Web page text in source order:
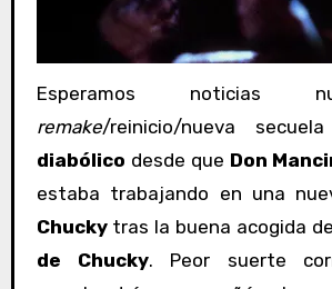
Esperamos noticias
remake/reinicio/nueva
diabólico desde que Don
estaba trabajando en una
Chuckytras la buena acogida de
de Chucky. Peor suerte